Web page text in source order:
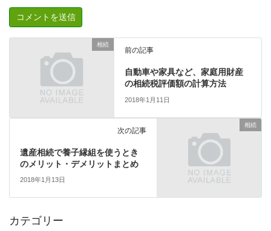
相続
前の記事
自動車や家具など、家庭用財産
の相続税評価額の計算方法
2018年1月11日
相続
次の記事
遺産相続で養子縁組を使うとき
のメリット・デメリットまとめ
2018年1月13日
カテゴリー